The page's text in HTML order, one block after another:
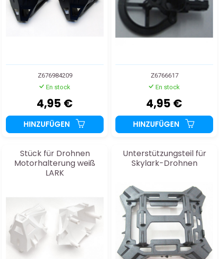
Z676984209
En stock
4,95 €
HINZUFÜGEN
Z6766617
En stock
4,95 €
HINZUFÜGEN
Stück für Drohnen
Motorhalterung weiß
LARK
Unterstützungsteil für
Skylark-Drohnen